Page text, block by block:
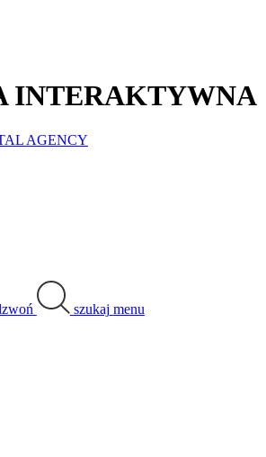
INTERAKTYWNA
AGENCY
szukaj menu